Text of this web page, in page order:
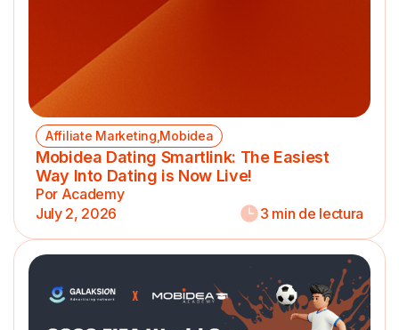
Affiliate Marketing,Mobidea
Mobidea Dating Smartlink: The Easiest
Way Into Dating is Now Live!
Por Academy
July 2, 2026
3 min de lectura